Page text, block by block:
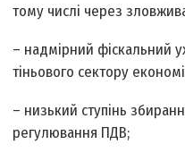
тому числі через
– надмірний фіскальний
тіньового сектору
– низький ступінь
регулювання ПДВ;